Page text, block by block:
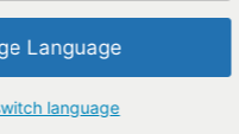
ароматерапия
Language
language